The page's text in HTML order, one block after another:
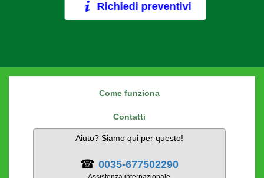
Richiedi preventivi
Come funziona
Contatti
Aiuto? Siamo qui per questo!
☎ 0035-677502290